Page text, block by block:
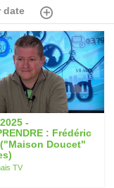
date
-
: Frédéric
Doucet"
TV